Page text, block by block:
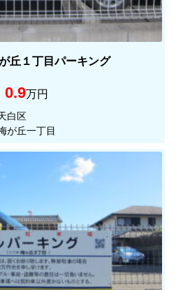
丘１丁目パーキング
0.9万円
白区
が丘一丁目